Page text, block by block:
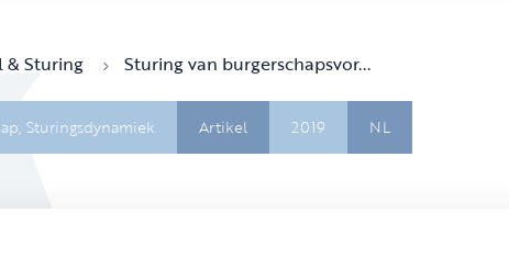
& Sturing Sturing van burgerschapsvor...
Sturingsdynamiek Artikel 2019 NL